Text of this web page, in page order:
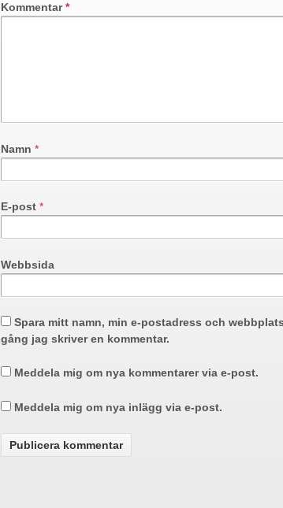
Kommentar*
Namn *
E-post *
Webbsida
Spara mitt namn, min e-postadress och
gång jag skriver en kommentar.
Meddela mig om nya kommentarer via e-post.
Meddela mig om nya inlägg via e-post.